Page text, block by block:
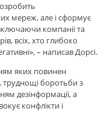
мереж, але і сформує
компанії та
всіх, хто глибоко
– написав Дорсі.
яких повинен
боротьби з
дезінформації, а
конфлікти і